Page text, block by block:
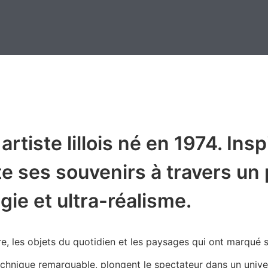
lillois né en 1974.
ses souvenirs à travers un
et ultra-réalisme.
les objets du quotidien et les paysages qui ont marqué
remarquable, plongent le spectateur dans un